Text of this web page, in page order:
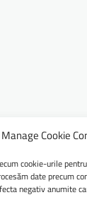
Manage Cookie
cookie-urile
date precum
negativ anumite